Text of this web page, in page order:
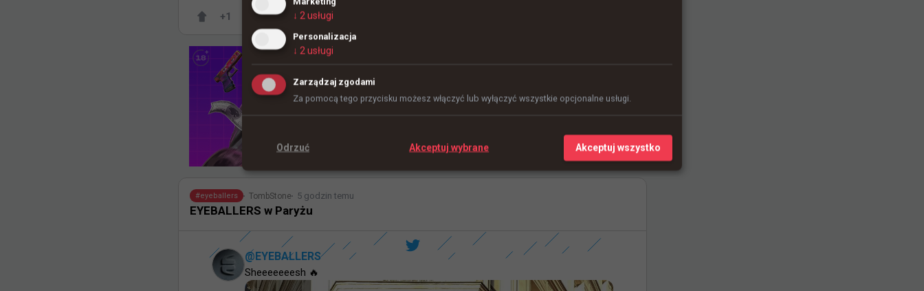
+1
#eyeballers TombStone 5 godzin temu
EYEBALLERS w Paryżu
@EYEBALLERS
Sheeeeeeesh 🔥
↓ 2usługi
Personalizacja
↓ 2usługi
Zarządzaj zgodami
Za pomocą tego przycisku możesz włączyć lub wyłączyć wszystkie opcjonalne usługi.
Odrzuć Akceptuj wybrane Akceptuj wszystko